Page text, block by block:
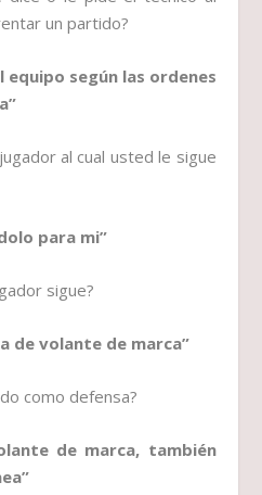
un partido?
equipo según las ordenes
al cual usted le sigue
para mi”
sigue?
de volante de marca”
como defensa?
de marca, también